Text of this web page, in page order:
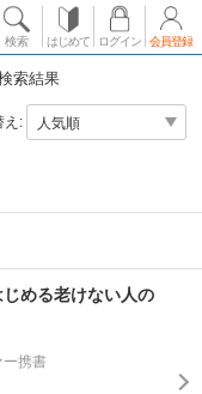
検索 はじめて ログイン 会員登録
索結果
え:
める老けない人の
ー携書